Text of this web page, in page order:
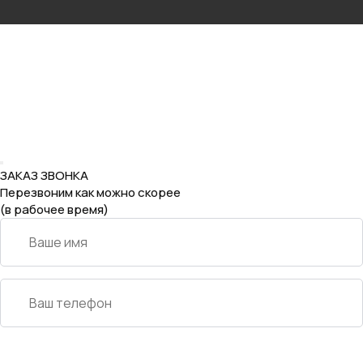
ЗАКАЗ ЗВОНКА
Перезвоним как можно скорее
(в рабочее время)